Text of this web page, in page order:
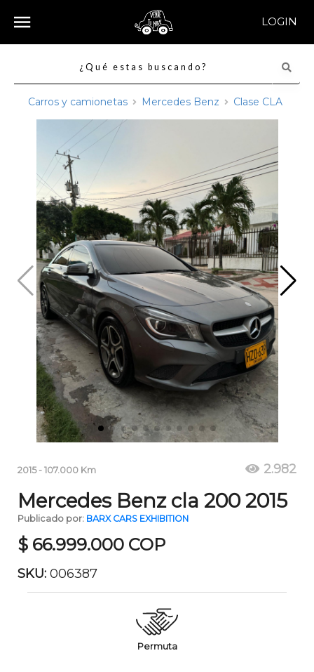
LOGIN
Carros y camionetas Mercedes Benz Clase CLA
2015-107.000 Km 2.982
Mercedes Benz cla 200 2015
Publicado por: BARX CARS EXHIBITION
$ 66.999.000 COP
SKU: 006387
Permuta